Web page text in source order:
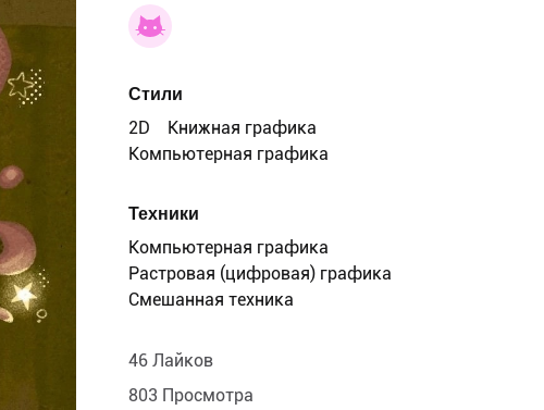
Стили
2D
Книжная графика
Компьютерная графика
Техники
Компьютерная графика
Растровая (цифровая) графика
Смешанная техника
46 Лайков
803 Просмотра